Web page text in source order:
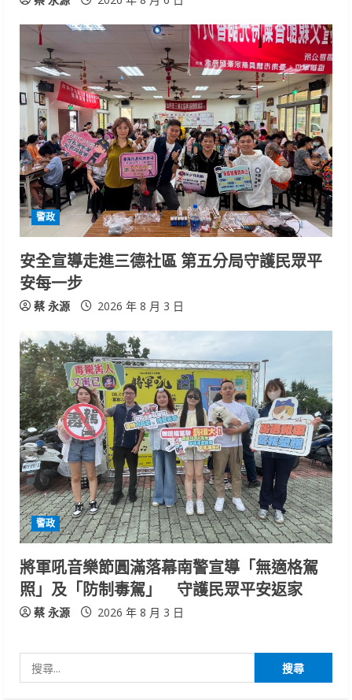
警政
安全宣導走進三德社區 第五分局守護民眾平
安每一步
蔡 永源 2026 年 8 月 3 日
警政
將軍吼音樂節圓滿落幕南警宣導「無適格駕
照」及「防制毒駕」 守護民眾平安返家
蔡 永源 2026 年 8 月 3 日
尋